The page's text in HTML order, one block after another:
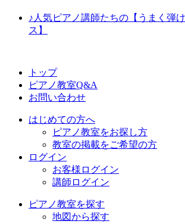
♪人気ピアノ講師たちの【うまく弾
ス】
トップ
ピアノ教室Q&A
お問い合わせ
はじめての方へ
ピアノ教室をお探し方
教室の掲載をご希望の方
ログイン
お客様ログイン
講師ログイン
ピアノ教室を探す
地図から探す